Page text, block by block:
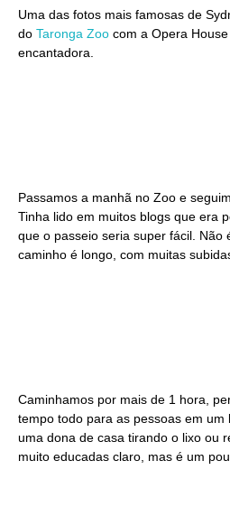
Uma das fotos mais famosas de
do Taronga Zoo com a Opera
encantadora.
Passamos a manhã no Zoo e
Tinha lido em muitos blogs que era
que o passeio seria super fácil. Não
caminho é longo, com muitas
Caminhamos por mais de 1 hora,
tempo todo para as pessoas em um
uma dona de casa tirando o lixo ou
muito educadas claro, mas é um